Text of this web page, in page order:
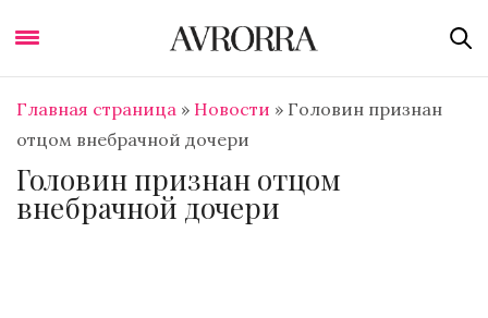
Главная страница » Новости » Головин признан
отцом внебрачной дочери
Головин признан отцом
внебрачной дочери